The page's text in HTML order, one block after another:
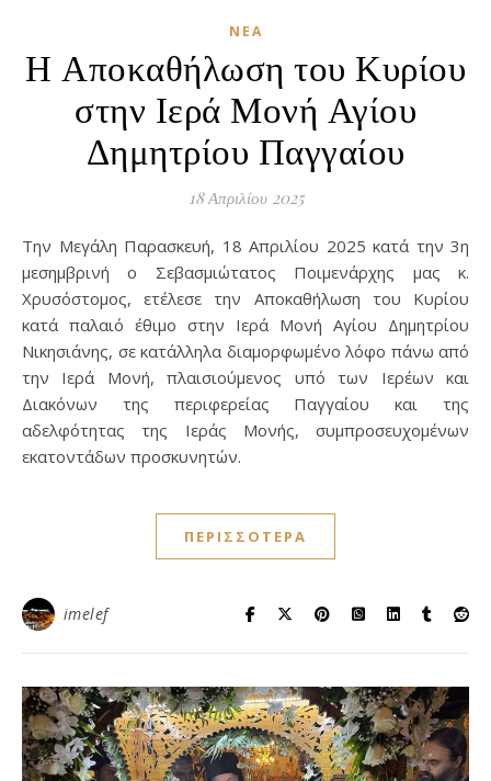
ΝΈΑ
Η Αποκαθήλωση του Κυρίου
στην Ιερά Μονή Αγίου
Δημητρίου Παγγαίου
18 Απριλίου 2025
Την Μεγάλη Παρασκευή, 18 Απριλίου 2025 κατά την 3η
μεσημβρινή ο Σεβασμιώτατος Ποιμενάρχης μας κ.
Χρυσόστομος, ετέλεσε την Αποκαθήλωση του Κυρίου
κατά παλαιό έθιμο στην Ιερά Μονή Αγίου Δημητρίου
Νικησιάνης, σε κατάλληλα διαμορφωμένο λόφο πάνω από
την Ιερά Μονή, πλαισιούμενος υπό των Ιερέων και
Διακόνων της περιφερείας Παγγαίου και της
αδελφότητας της Ιεράς Μονής, συμπροσευχομένων
εκατοντάδων προσκυνητών.
ΠΕΡΙΣΣΌΤΕΡΑ
imelef